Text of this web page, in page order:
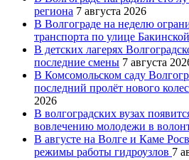
региона 7 августа 2026
В Волгограде на неделю
транспорта по улице Бакинской
В детских лагерях
последние смены 7 августа
В Комсомольском саду
последний пролёт нового
2026
В волгоградских вузах
вовлечению молодежи в
В августе на Волге и Каме
режимы работы гидроузлов 7